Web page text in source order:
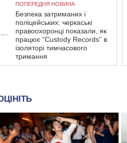
ПОПЕРЕДНЯ НОВИНА
Безпека затриманих і
поліцейських: черкаські
правоохоронці показали, як
працює “Custody Records” в
ізоляторі тимчасового
тримання